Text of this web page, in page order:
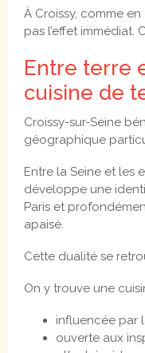
À Croissy, comme
pas l’effet immédiat.
Entre terre
cuisine de
Croissy-sur-Seine
géographique
Entre la Seine et les
développe une
Paris et
apaisé.
Cette dualité se
On y trouve une
influencée par
ouverte aux